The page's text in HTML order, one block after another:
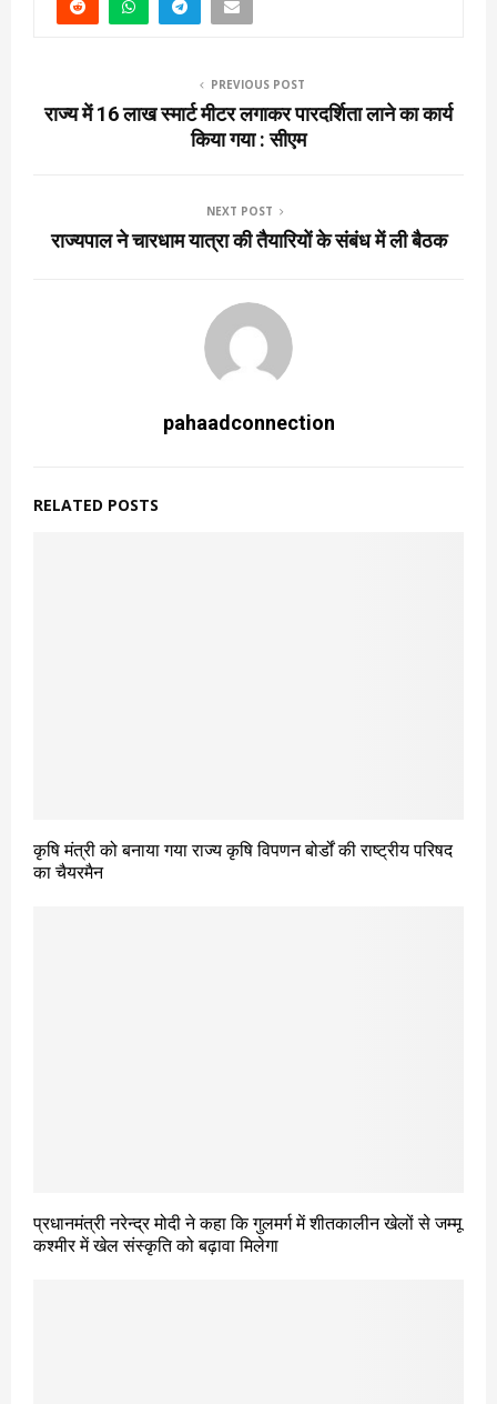
PREVIOUS POST
राज्य में 16 लाख स्मार्ट मीटर लगाकर पारदर्शिता लाने का कार्य
किया गया : सीएम
NEXT POST
राज्यपाल ने चारधाम यात्रा की तैयारियों के संबंध में ली बैठक
pahaadconnection
RELATED POSTS
कृषि मंत्री को बनाया गया राज्य कृषि विपणन बोर्डों की राष्ट्रीय परिषद
का चैयरमैन
प्रधानमंत्री नरेन्द्र मोदी ने कहा कि गुलमर्ग में शीतकालीन खेलों से जम्मू
कश्मीर में खेल संस्कृति को बढ़ावा मिलेगा